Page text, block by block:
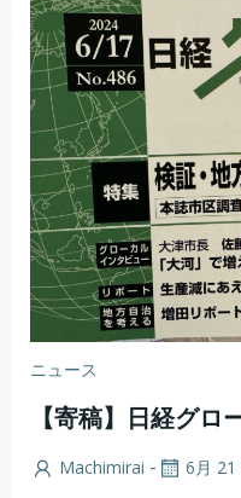
ニュース
【寄稿】日経グロ
Machimirai - 6月 21